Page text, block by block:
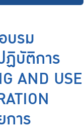
บรม
ฏิบัติการ
AND USE
การ